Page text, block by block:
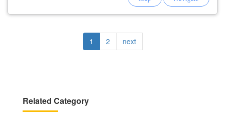
Current
page
1 Page
2
Next
page
next
Related Category